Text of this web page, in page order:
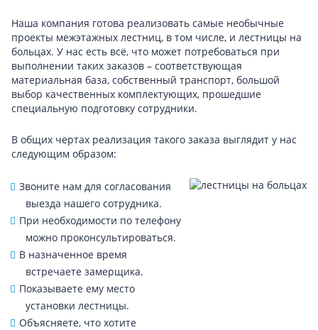
Наша компания готова реализовать самые необычные
проекты межэтажных лестниц, в том числе, и лестницы на
больцах. У нас есть всё, что может потребоваться при
выполнении таких заказов – соответствующая
материальная база, собственный транспорт, большой
выбор качественных комплектующих, прошедшие
специальную подготовку сотрудники.
В общих чертах реализация такого заказа выглядит у нас
следующим образом:
Звоните нам для согласования
выезда нашего сотрудника.
При необходимости по телефону
можно проконсультироваться.
В назначенное время
встречаете замерщика.
Показываете ему место
установки лестницы.
Объясняете, что хотите